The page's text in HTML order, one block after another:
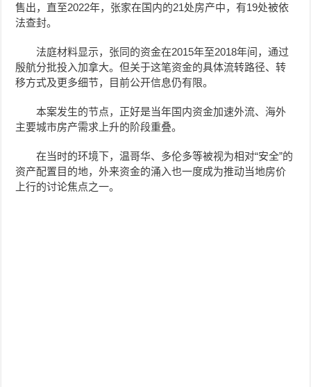
售出，直至2022年，张家在国内的21处房产中，有19处被依
法查封。
法庭材料显示，张同的资金在2015年至2018年间，通过
殷航分批投入加拿大。但关于这笔资金的具体流转路径、转
移方式及更多细节，目前公开信息仍有限。
本案发生的节点，正好是当年国内资金加速外流、海外
主要城市房产需求上升的阶段重叠。
在当时的环境下，温哥华、多伦多等被视为相对“安全”的
资产配置目的地，外来资金的涌入也一度成为推动当地房价
上行的讨论焦点之一。